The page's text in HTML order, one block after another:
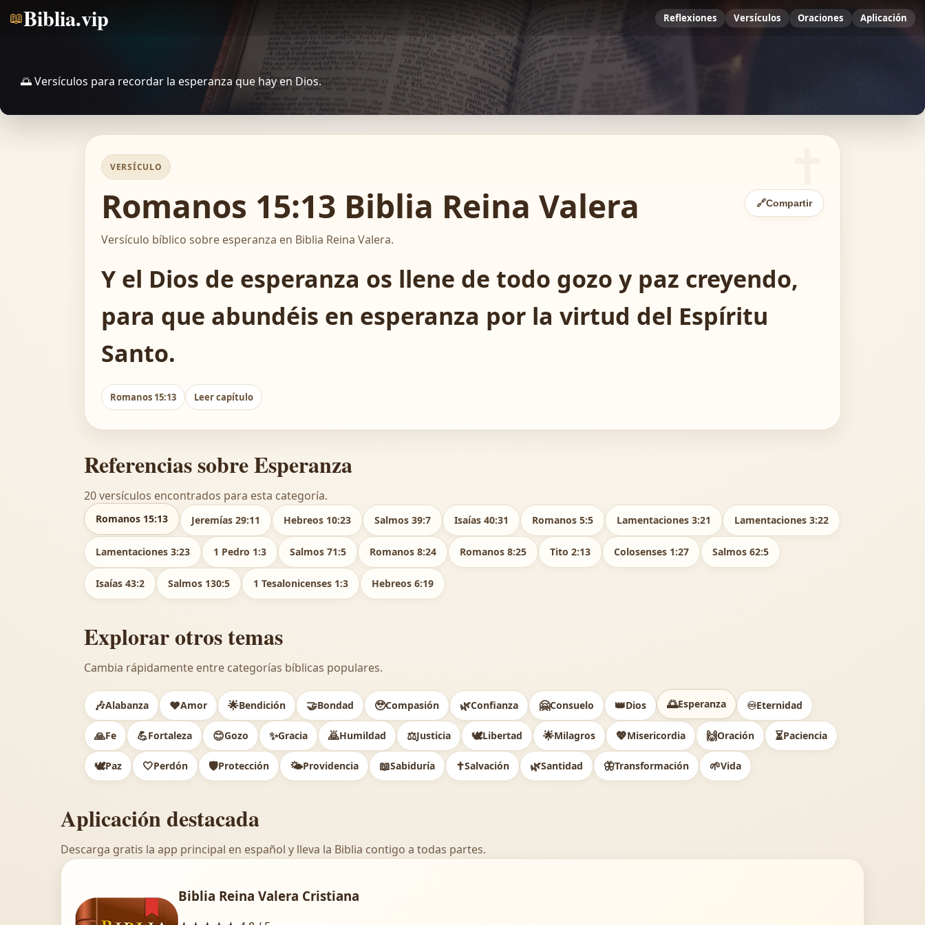
📖Biblia.vip Reflexiones Versículos Oraciones Aplicación
🌅 Versículos para recordar la esperanza que hay en Dios.
VERSÍCULO
Romanos 15:13 Biblia Reina Valera 🔗Compartir
Versículo bíblico sobre esperanza en Biblia Reina Valera.
Y el Dios de esperanza os llene de todo gozo y paz creyendo,
para que abundéis en esperanza por la virtud del Espíritu
Santo.
Romanos 15:13 Leer capítulo
Referencias sobre Esperanza
20 versículos encontrados para esta categoría.
Romanos 15:13 Jeremías 29:11 Hebreos 10:23 Salmos 39:7 Isaías 40:31 Romanos 5:5 Lamentaciones 3:21 Lamentaciones 3:22
Lamentaciones 3:23 1 Pedro 1:3 Salmos 71:5 Romanos 8:24 Romanos 8:25 Tito 2:13 Colosenses 1:27 Salmos 62:5
Isaías 43:2 Salmos 130:5 1 Tesalonicenses 1:3 Hebreos 6:19
Explorar otros temas
Cambia rápidamente entre categorías bíblicas populares.
🎶Alabanza ❤️Amor 🌟Bendición 🤝Bondad 🥹Compasión 🌿Confianza 🤗Consuelo 👑Dios 🌅Esperanza ♾️Eternidad
🙏Fe 💪Fortaleza 😊Gozo ✨Gracia 🙇Humildad ⚖️Justicia 🕊Libertad 🌟Milagros 💖Misericordia 🙌Oración ⏳Paciencia
🕊️Paz 🤍Perdón 🛡️Protección 🌤️Providencia 📖Sabiduría ✝️Salvación 🌿Santidad 🦋Transformación 🌱Vida
Aplicación destacada
Descarga gratis la app principal en español y lleva la Biblia contigo a todas partes.
Biblia Reina Valera Cristiana